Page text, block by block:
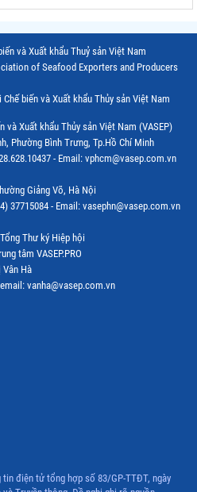
và Xuất khẩu Thuỷ sản Việt Nam
of Seafood Exporters and Producers
biến và Xuất khẩu Thủy sản Việt Nam
và Xuất khẩu Thủy sản Việt Nam (VASEP)
Phường Bình Trưng, Tp.Hồ Chí Minh
- Email: vphcm@vasep.com.vn
Giảng Võ, Hà Nội
37715084 - Email: vasephn@vasep.com.vn
Thư ký Hiệp hội
tâm VASEP.PRO
Vân Hà
vanha@vasep.com.vn
điện tử tổng hợp số 83/GP-TTĐT, ngày